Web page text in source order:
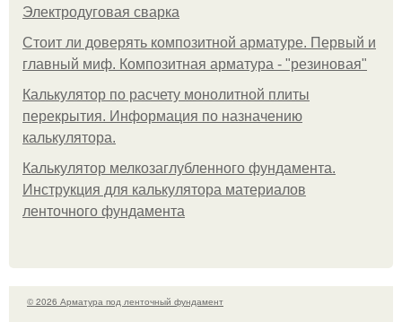
Электродуговая сварка
Стоит ли доверять композитной арматуре. Первый и
главный миф. Композитная арматура - "резиновая"
Калькулятор по расчету монолитной плиты
перекрытия. Информация по назначению
калькулятора.
Калькулятор мелкозаглубленного фундамента.
Инструкция для калькулятора материалов
ленточного фундамента
© 2026 Арматура под ленточный фундамент